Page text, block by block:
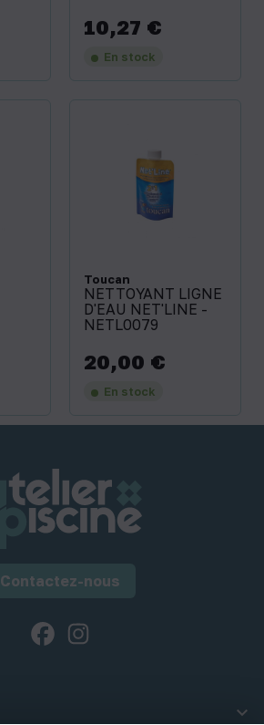
Prix
10,27 €
En stock
Toucan
NETTOYANT LIGNE
D'EAU NET'LINE -
NETL0079
Prix
20,00 €
En stock
Contactez-nous
Facebook
